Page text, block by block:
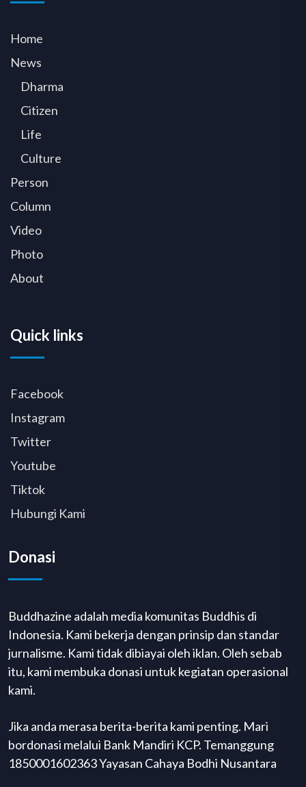
Home
News
Dharma
Citizen
Life
Culture
Person
Column
Video
Photo
About
Quick links
Facebook
Instagram
Twitter
Youtube
Tiktok
Hubungi Kami
Donasi
Buddhazine adalah media komunitas Buddhis di
Indonesia. Kami bekerja dengan prinsip dan standar
jurnalisme. Kami tidak dibiayai oleh iklan. Oleh sebab
itu, kami membuka donasi untuk kegiatan operasional
kami.
Jika anda merasa berita-berita kami penting. Mari
bordonasi melalui Bank Mandiri KCP. Temanggung
1850001602363 Yayasan Cahaya Bodhi Nusantara